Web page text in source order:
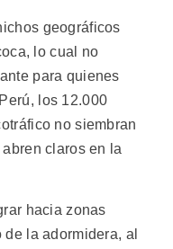
geográficos
lo cual no
para quienes
los 12.000
no siembran
claros en la
hacia zonas
la adormidera, al